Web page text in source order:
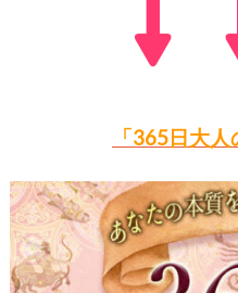
「365日大人